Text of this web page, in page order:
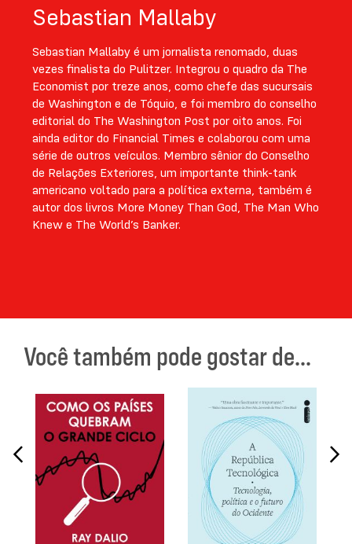
Sebastian Mallaby
Sebastian Mallaby é um jornalista renomado, duas
vezes finalista do Pulitzer. Integrou o quadro da The
Economist por treze anos, como chefe das sucursais
de Washington e de Tóquio, e foi membro do conselho
editorial do The Washington Post por oito anos. Foi
ainda editor do Financial Times e colaborou com uma
série de outros veículos. Membro sênior do Conselho
de Relações Exteriores, um importante think-tank
americano voltado para a política externa, também é
autor dos livros More Money Than God, The Man Who
Knew e The World’s Banker.
Você também pode gostar de...